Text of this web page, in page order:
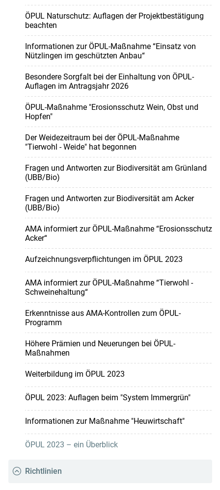
ÖPUL Naturschutz: Auflagen der Projektbestätigung
beachten
Informationen zur ÖPUL-Maßnahme “Einsatz von
Nützlingen im geschützten Anbau“
Besondere Sorgfalt bei der Einhaltung von ÖPUL-
Auflagen im Antragsjahr 2026
ÖPUL-Maßnahme "Erosionsschutz Wein, Obst und
Hopfen"
Der Weidezeitraum bei der ÖPUL-Maßnahme
"Tierwohl - Weide" hat begonnen
Fragen und Antworten zur Biodiversität am Grünland
(UBB/Bio)
Fragen und Antworten zur Biodiversität am Acker
(UBB/Bio)
AMA informiert zur ÖPUL-Maßnahme “Erosionsschutz
Acker“
Aufzeichnungsverpflichtungen im ÖPUL 2023
AMA informiert zur ÖPUL-Maßnahme “Tierwohl -
Schweinehaltung“
Erkenntnisse aus AMA-Kontrollen zum ÖPUL-
Programm
Höhere Prämien und Neuerungen bei ÖPUL-
Maßnahmen
Weiterbildung im ÖPUL 2023
ÖPUL 2023: Auflagen beim "System Immergrün"
Informationen zur Maßnahme "Heuwirtschaft"
ÖPUL 2023 – ein Überblick
Richtlinien